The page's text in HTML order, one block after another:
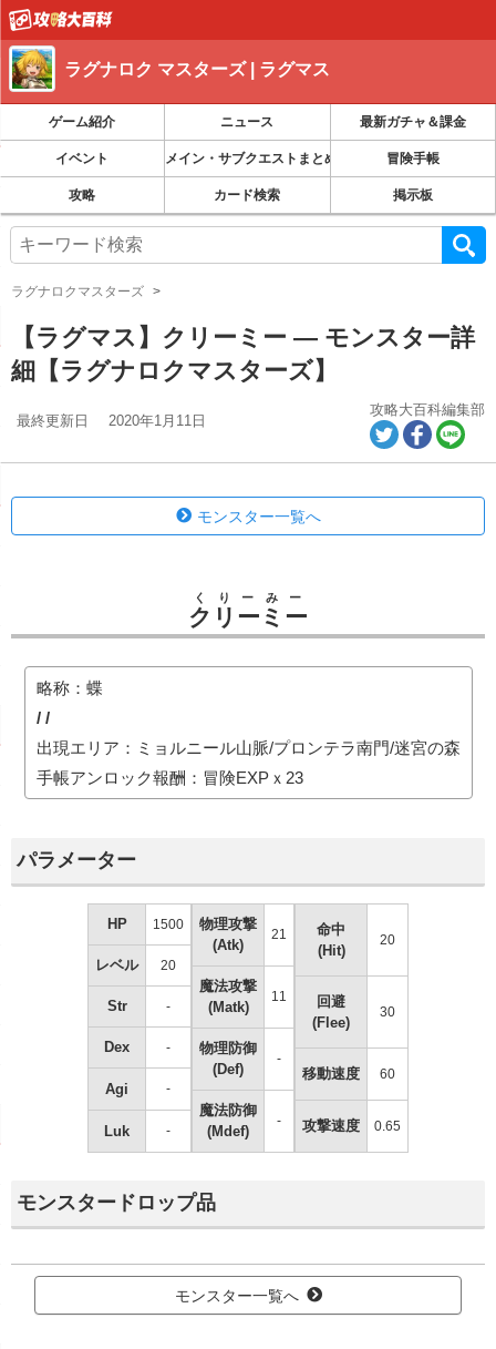
ラグナロク マスターズ | ラグマス
ゲーム紹介 ニュース 最新ガチャ＆課金
イベント メイン・サブクエストまとめ｜装備クエスト・ランク
冒険手帳
攻略 カード検索 掲示板
ラグナロクマスターズ
【ラグマス】クリーミー ― モンスター詳
細【ラグナロクマスターズ】
最終更新日 2020年1月11日
攻略大百科編集部
モンスター一覧へ
クリーミー
くりーみー
略称：蝶
/ /
出現エリア：ミョルニール山脈/プロンテラ南門/迷宮の森
手帳アンロック報酬：冒険EXPｘ23
パラメーター
HP 1500
レベル 20
Str -
Dex -
Agi -
Luk -
物理攻撃
(Atk)
21
魔法攻撃
(Matk)
11
物理防御
(Def)
-
魔法防御
(Mdef)
-
命中
(Hit)
20
回避
(Flee)
30
移動速度 60
攻撃速度 0.65
モンスタードロップ品
モンスター一覧へ